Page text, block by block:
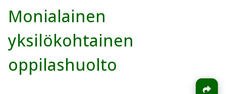
Monialainen
yksilökohtainen
oppilashuolto